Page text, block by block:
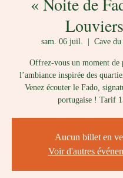
Louviers
sam. 06 juil. Cave
Offrez-vous un moment de
l’ambiance inspirée des
Venez écouter le Fado,
portugaise ! Tarif
Aucun billet en
Voir d'autres